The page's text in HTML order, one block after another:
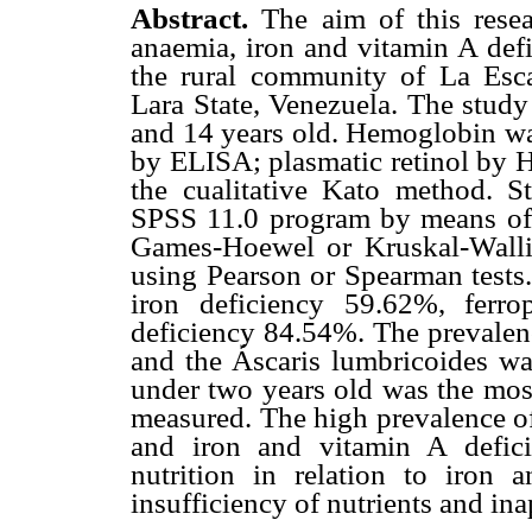
Abstract. The aim of this
anaemia, iron and vitamin A
the rural community of La
Lara State, Venezuela. The
and 14 years old. Hemoglobin
by ELISA; plasmatic retinol by
the cualitative Kato method.
SPSS 11.0 program by means
Games-Hoewel or Kruskal-
using Pearson or Spearman
iron deficiency 59.62%,
deficiency 84.54%. The
and the Áscaris lumbricoides
under two years old was the
measured. The high prevalence
and iron and vitamin A
nutrition in relation to iron
insufficiency of nutrients and